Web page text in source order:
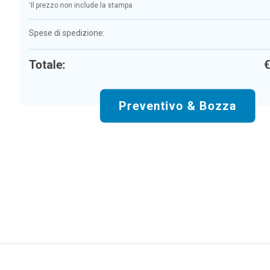
* Il prezzo non include la stampa
Spese di spedizione:
Totale: €
Preventivo & Bozza